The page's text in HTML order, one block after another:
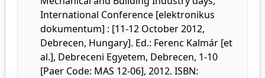
International Conference [elektronikus
dokumentum] : [11-12 October 2012,
Debrecen, Hungary]. Ed.: Ferenc Kalmár [et
al.], Debreceni Egyetem, Debrecen, 1-10
[Paer Code: MAS 12-06], 2012. ISBN: